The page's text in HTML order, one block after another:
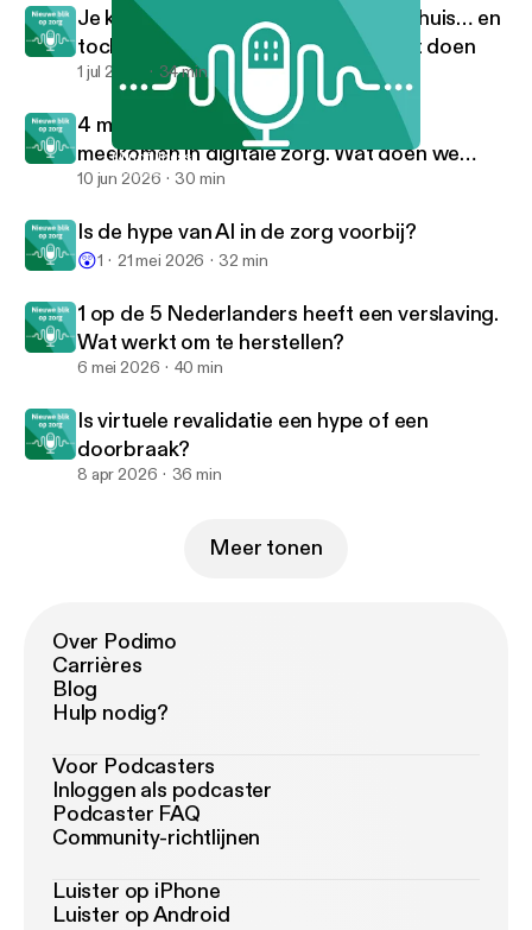
Mindfulness
Nieuwe blik op zorg
Je krijgt alles uitgelegd in het ziekenhuis… en
toch weet je daarna niet wat je moet doen
1 jul 2026 34 min
4 miljoen Nederlanders kunnen niet
meekomen in digitale zorg. Wat doen we
daaraan?
10 jun 2026 30 min
Is de hype van AI in de zorg voorbij?
😲1 21 mei 2026 32 min
1 op de 5 Nederlanders heeft een verslaving.
Wat werkt om te herstellen?
6 mei 2026 40 min
Is virtuele revalidatie een hype of een
doorbraak?
8 apr 2026 36 min
Meer tonen
Over Podimo
Carrières
Blog
Hulp nodig?
Voor Podcasters
Inloggen als podcaster
Podcaster FAQ
Community-richtlijnen
Luister op iPhone
Luister op Android